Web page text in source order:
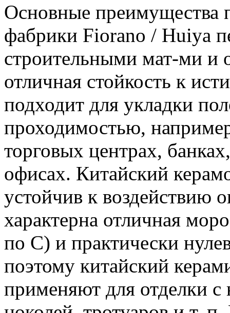
Основные преимущества
фабрики Fiorano / Huiya
строительными мат-ми и
отличная стойкость к
подходит для укладки
проходимостью,
торговых центрах,
офисах. Китайский
устойчив к воздействию
характерна отличная
по С) и практически
поэтому китайский
применяют для отделки